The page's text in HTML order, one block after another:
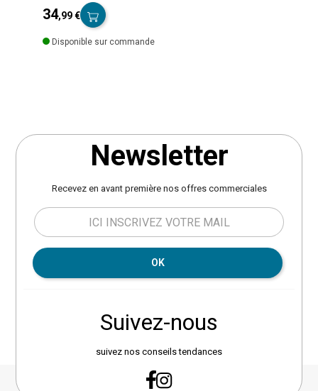
résolument moderne. Range chaussures à 2 niveaux pour
ranger 6 paires de chaussures. A monter soi-même.
Dimensions : L. 71 x l. 34 x H. 57,5 cm. Poids : 6,6 kg.
Matière : Fibres de bois MDF et métal. Marque : 5five.
34,99 €
Disponible sur commande
Newsletter
Recevez en avant première nos offres commerciales
OK
Suivez-nous
suivez nos conseils tendances